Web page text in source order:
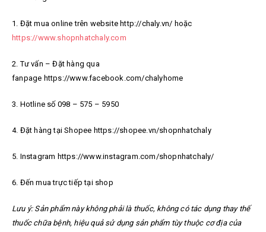
1. Đặt mua online trên website http://chaly.vn/ hoặc
https://www.shopnhatchaly.com
2. Tư vấn – Đặt hàng qua
fanpage https://www.facebook.com/chalyhome
3. Hotline số 098 – 575 – 5950
4. Đặt hàng tại Shopee https://shopee.vn/shopnhatchaly
5. Instagram https://www.instagram.com/shopnhatchaly/
6. Đến mua trực tiếp tại shop
Lưu ý: Sản phẩm này không phải là thuốc, không có tác dụng thay thế
thuốc chữa bệnh, hiệu quả sử dụng sản phẩm tùy thuộc cơ địa của